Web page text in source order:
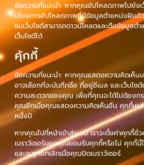
ข้อความที่แนะนำ: หากคุณอัปโหลดภาพไปยัง
เลี่ยงการอัปโหลดภาพที่มีข้อมูลตำแหน่งฝังตั
ชมเว็บไซต์สามารถดาวน์โหลดและดึงข้อมูลต
เว็บไซต์ได้
คุ้กกี้
ข้อความที่แนะนำ: หากคุณแสดงความคิดเห็น
อาจเลือกที่จะบันทึกชื่อ ที่อยู่อีเมล และเว็บไ
ความสะดวกของคุณ เพื่อที่คุณจะได้ไม่ต้องก
คุณอีกเมื่อคุณแสดงความคิดเห็นอื่น คุกกี้เหล่
หนึ่งปี
หากคุณไปที่หน้าเข้าสู่ระบบ เราจะตั้งค่าคุกกี้ชั่
เบราว์เซอร์ของคุณยอมรับคุกกี้หรือไม่ คุกกี้
และจะถูกยกเลิกเมื่อคุณปิดเบราว์เซอร์